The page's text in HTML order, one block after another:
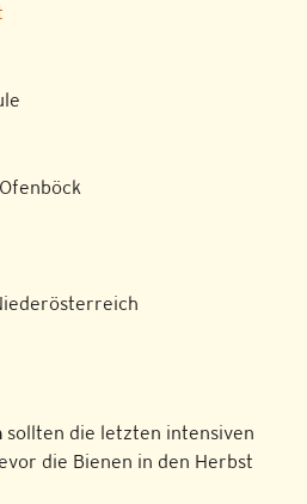
sollten die letzten intensiven
die Bienen in den Herbst